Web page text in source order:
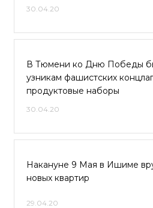
30.04.20
В Тюмени ко Дню Победы
узникам фашистских
продуктовые наборы
30.04.20
Накануне 9 Мая в Ишиме
новых квартир
29.04.20